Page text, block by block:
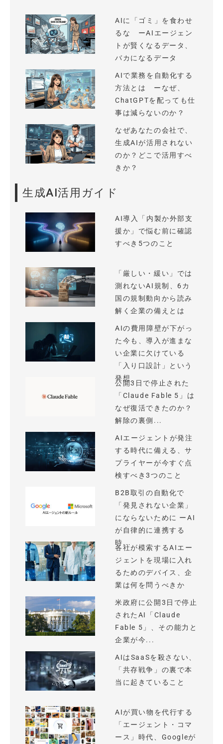
AIに「ゴミ」を食わせ
るな ーAIエージェン
トが賢くなるデータ、
バカになるデータ
AIで業務を自動化する
方法とは ーなぜ、
ChatGPTを配っても仕
事は減らないのか？
なぜあなたの会社で、
生成AIが活用されない
のか？どこで活用すべ
きか？
生成AI活用ガイド
AI導入「内製か外部支
援か」で悩む前に確認
すべき5つのこと
「厳しい・緩い」では
測れないAI規制、6カ
国の規制動向から読み
解く企業の備えとは
AIの費用障壁が下がっ
た今も、導入が進まな
い企業に欠けている
「入り口設計」という
発想
公開3日で停止された
「Claude Fable 5」は
なぜ復活できたのか？
解除の裏側...
AIエージェントが発注
する時代に備える、サ
プライヤーが今すぐ点
検すべき3つのこと
B2B取引の自動化で
「発見されない企業」
にならないために ーAI
が自律的に連携する
時...
各社が模索するAIエー
ジェントを現場に入れ
るためのデバイス、企
業は何を問うべきか
米政府に公開3日で停止
されたAI「Claude
Fable 5」、その能力と
企業が今...
AIはSaaSを殺さない、
「共存戦争」の裏で本
当に起きていること
AIが買い物を代行する
「エージェント・コマ
ース」時代、Googleが